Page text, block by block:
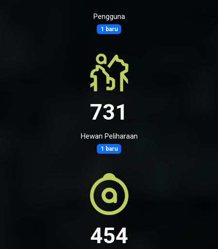
Pengguna
1 baru
731
Hewan Peliharaan
1 baru
454